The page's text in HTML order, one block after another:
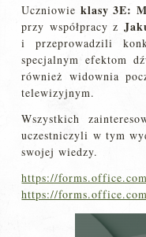
Uczniowie klasy 3E:
przy współpracy z
i przeprowadzili
specjalnym efektom
również widownia
telewizyjnym.
Wszystkich
uczestniczyli w tym
swojej wiedzy.
https://
https://